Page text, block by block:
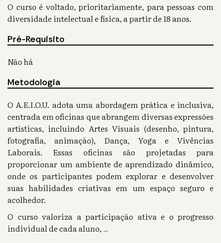
O curso é voltado, prioritariamente, para pessoas com
diversidade intelectual e física, a partir de 18 anos.
Pré-Requisito
Não há
Metodologia
O A.E.I.O.U. adota uma abordagem prática e inclusiva,
centrada em oficinas que abrangem diversas expressões
artísticas, incluindo Artes Visuais (desenho, pintura,
fotografia, animação), Dança, Yoga e Vivências
Laborais. Essas oficinas são projetadas para
proporcionar um ambiente de aprendizado dinâmico,
onde os participantes podem explorar e desenvolver
suas habilidades criativas em um espaço seguro e
acolhedor.
O curso valoriza a participação ativa e o progresso
individual de cada aluno, ...